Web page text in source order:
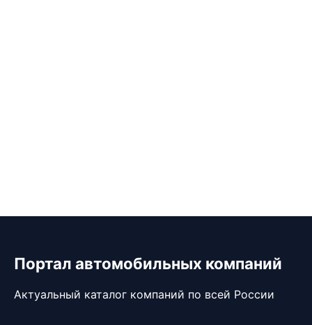
Портал автомобильных компаний
Актуальный каталог компаний по всей России